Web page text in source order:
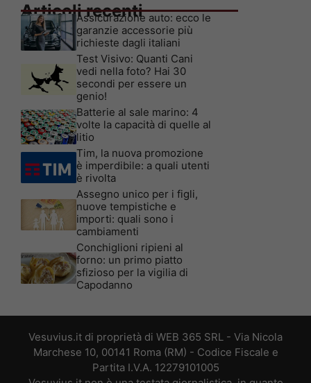
Articoli recenti
Assicurazione auto: ecco le
garanzie accessorie più
richieste dagli italiani
Test Visivo: Quanti Cani
vedi nella foto? Hai 30
secondi per essere un
genio!
Batterie al sale marino: 4
volte la capacità di quelle al
litio
Tim, la nuova promozione
è imperdibile: a quali utenti
è rivolta
Assegno unico per i figli,
nuove tempistiche e
importi: quali sono i
cambiamenti
Conchiglioni ripieni al
forno: un primo piatto
sfizioso per la vigilia di
Capodanno
Vesuvius.it di proprietà di WEB 365 SRL - Via Nicola
Marchese 10, 00141 Roma (RM) - Codice Fiscale e
Partita I.V.A. 12279101005